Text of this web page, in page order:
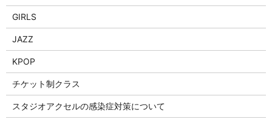
GIRLS
JAZZ
KPOP
チケット制クラス
スタジオアクセルの感染症対策について